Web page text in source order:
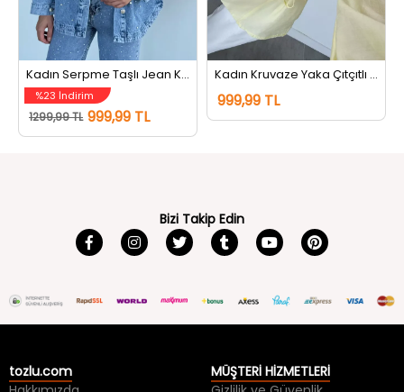
Kadın Serpme Taşlı Jean Kot Ceket Mavi
%23 İndirim
1299,99 TL 999,99 TL
Kadın Kruvaze Yaka Çıtçıtlı Kuşak Detaylı Ceket Sarı
999,99 TL
Bizi Takip Edin
tozlu.com
MÜŞTERİ HİZMETLERİ